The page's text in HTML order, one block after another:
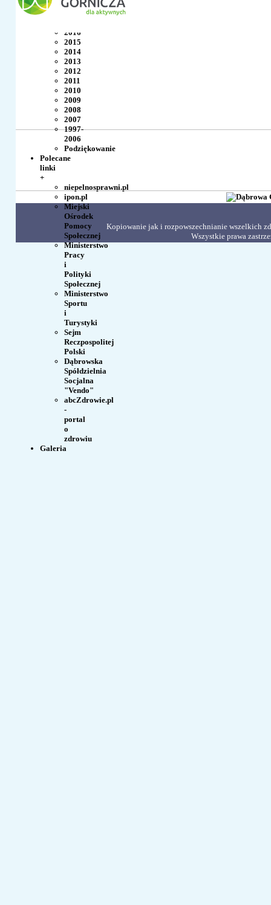
Pomogli
+
2016
2015
2014
2013
2012
2011
2010
2009
2008
2007
1997-
2006
Podziękowanie
Polecane
linki
+
niepelnosprawni.pl
ipon.pl
Miejski
Ośrodek
Pomocy
Społecznej
Ministerstwo
Pracy
i
Polityki
Społecznej
Ministerstwo
Sportu
i
Turystyki
Sejm
Reczpospolitej
Polski
Dąbrowska
Spółdzielnia
Socjalna
"Vendo"
abcZdrowie.pl
-
portal
o
zdrowiu
Galeria
Kopiowanie jak i rozpowszechnianie wszelkich
Wszystkie prawa